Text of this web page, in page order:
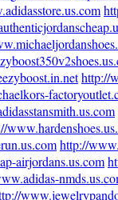
http://
http://
airjordans.us.com